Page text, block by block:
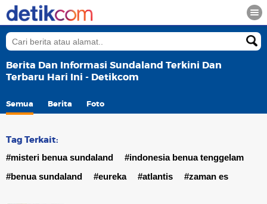
Berita Dan Informasi Sundaland Terkini Dan
Terbaru Hari Ini - Detikcom
Semua Berita Foto
Tag Terkait:
#misteri benua sundaland
#indonesia benua tenggelam
#benua sundaland
#eureka #atlantis #zaman es